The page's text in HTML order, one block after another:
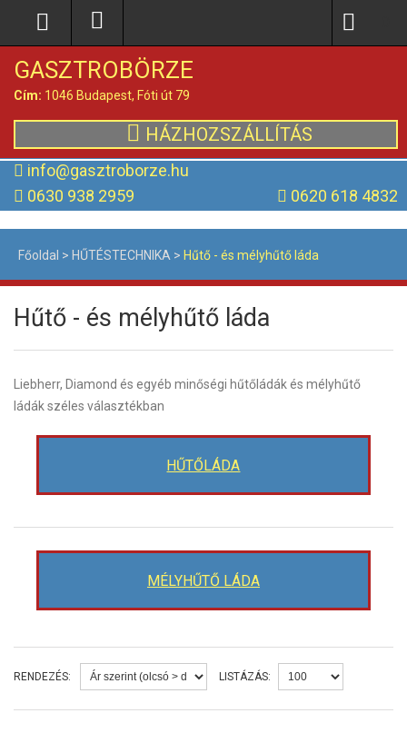
GASZTROBÖRZE
Cím: 1046 Budapest, Fóti út 79
HÁZHOZSZÁLLÍTÁS
info@gasztroborze.hu
0630 938 2959
0620 618 4832
Főoldal > HŰTÉSTECHNIKA > Hűtő - és mélyhűtő láda
Hűtő - és mélyhűtő láda
Liebherr, Diamond és egyéb minőségi hűtőládák és mélyhűtő
ládák széles választékban
HŰTŐLÁDA
MÉLYHŰTŐ LÁDA
RENDEZÉS: LISTÁZÁS: